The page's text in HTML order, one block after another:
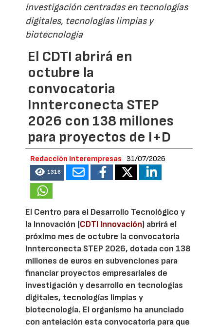
investigación centradas en tecnologías
digitales, tecnologías limpias y
biotecnología
El CDTI abrirá en
octubre la
convocatoria
Innterconecta STEP
2026 con 138 millones
para proyectos de I+D
Redacción Interempresas 31/07/2026
1316
El Centro para el Desarrollo Tecnológico y
la Innovación (CDTI Innovación) abrirá el
próximo mes de octubre la convocatoria
Innterconecta STEP 2026, dotada con 138
millones de euros en subvenciones para
financiar proyectos empresariales de
investigación y desarrollo en tecnologías
digitales, tecnologías limpias y
biotecnología. El organismo ha anunciado
con antelación esta convocatoria para que